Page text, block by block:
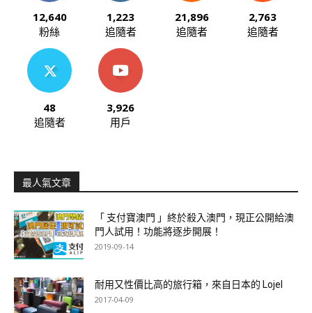
12,640
粉絲
1,223
追隨者
21,896
追隨者
2,763
追隨者
48
追隨者
3,926
用戶
最人氣文章
「 支付寶澳門 」終於殺入澳門，現正公開給澳
門人試用！功能將逐步開展！
2019-09-14
耐用又性價比高的旅行箱，來自日本的 Lojel
2017-04-09